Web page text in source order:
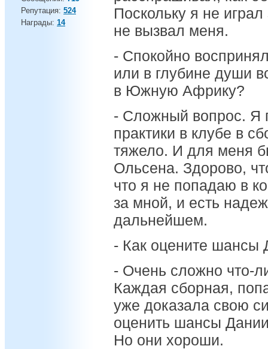
Репутация: 524
Награды: 14
Поскольку я не
не вызвал меня.
- Спокойно
или в глубине души
в Южную Африку?
- Сложный вопрос. Я
практики в клубе в
тяжело. И для меня
Ольсена. Здорово,
что я не попадаю в
за мной, и есть
дальнейшем.
- Как оцените
- Очень сложно что-
Каждая сборная,
уже доказала свою
оценить шансы
Но они хороши.